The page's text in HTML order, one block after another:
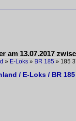
am 13.07.2017
» E-Loks » BR 185 » 185
/ E-Loks / BR 185